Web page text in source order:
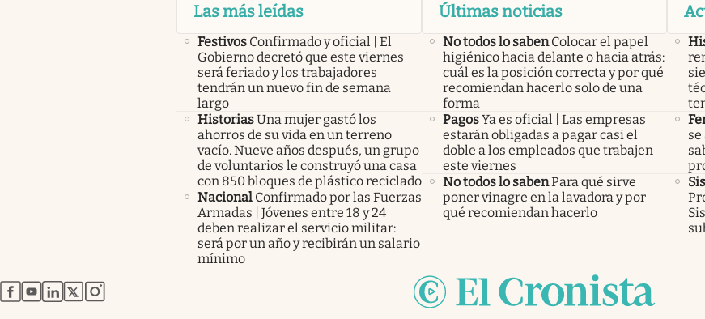
Las más leídas
Festivos Confirmado y oficial | El
Gobierno decretó que este viernes
será feriado y los trabajadores
tendrán un nuevo fin de semana
largo
HistoriasUna mujer gastó los
ahorros de su vida en un terreno
vacío. Nueve años después, un grupo
de voluntarios le construyó una casa
con 850 bloques de plástico reciclado
Nacional Confirmado por las Fuerzas
Armadas | Jóvenes entre 18 y 24
deben realizar el servicio militar:
será por un año y recibirán un salario
mínimo
Últimas noticias
No todos lo saben Colocar el papel
higiénico hacia delante o hacia atrás:
cuál es la posición correcta y por qué
recomiendan hacerlo solo de una
forma
PagosYa es oficial | Las empresas
estarán obligadas a pagar casi el
doble a los empleados que trabajen
este viernes
No todos lo sabenPara qué sirve
poner vinagre en la lavadora y por
qué recomiendan hacerlo
se
abre en nueva pestaña
abre en nueva pestaña
abre en nueva pestaña
abre en nueva pestaña
abre en nueva pestaña